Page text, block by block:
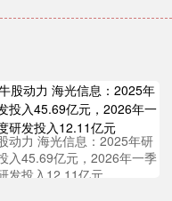
动力 海光信息：2025年研
入45.69亿元，2026年一季
发投入12.11亿元